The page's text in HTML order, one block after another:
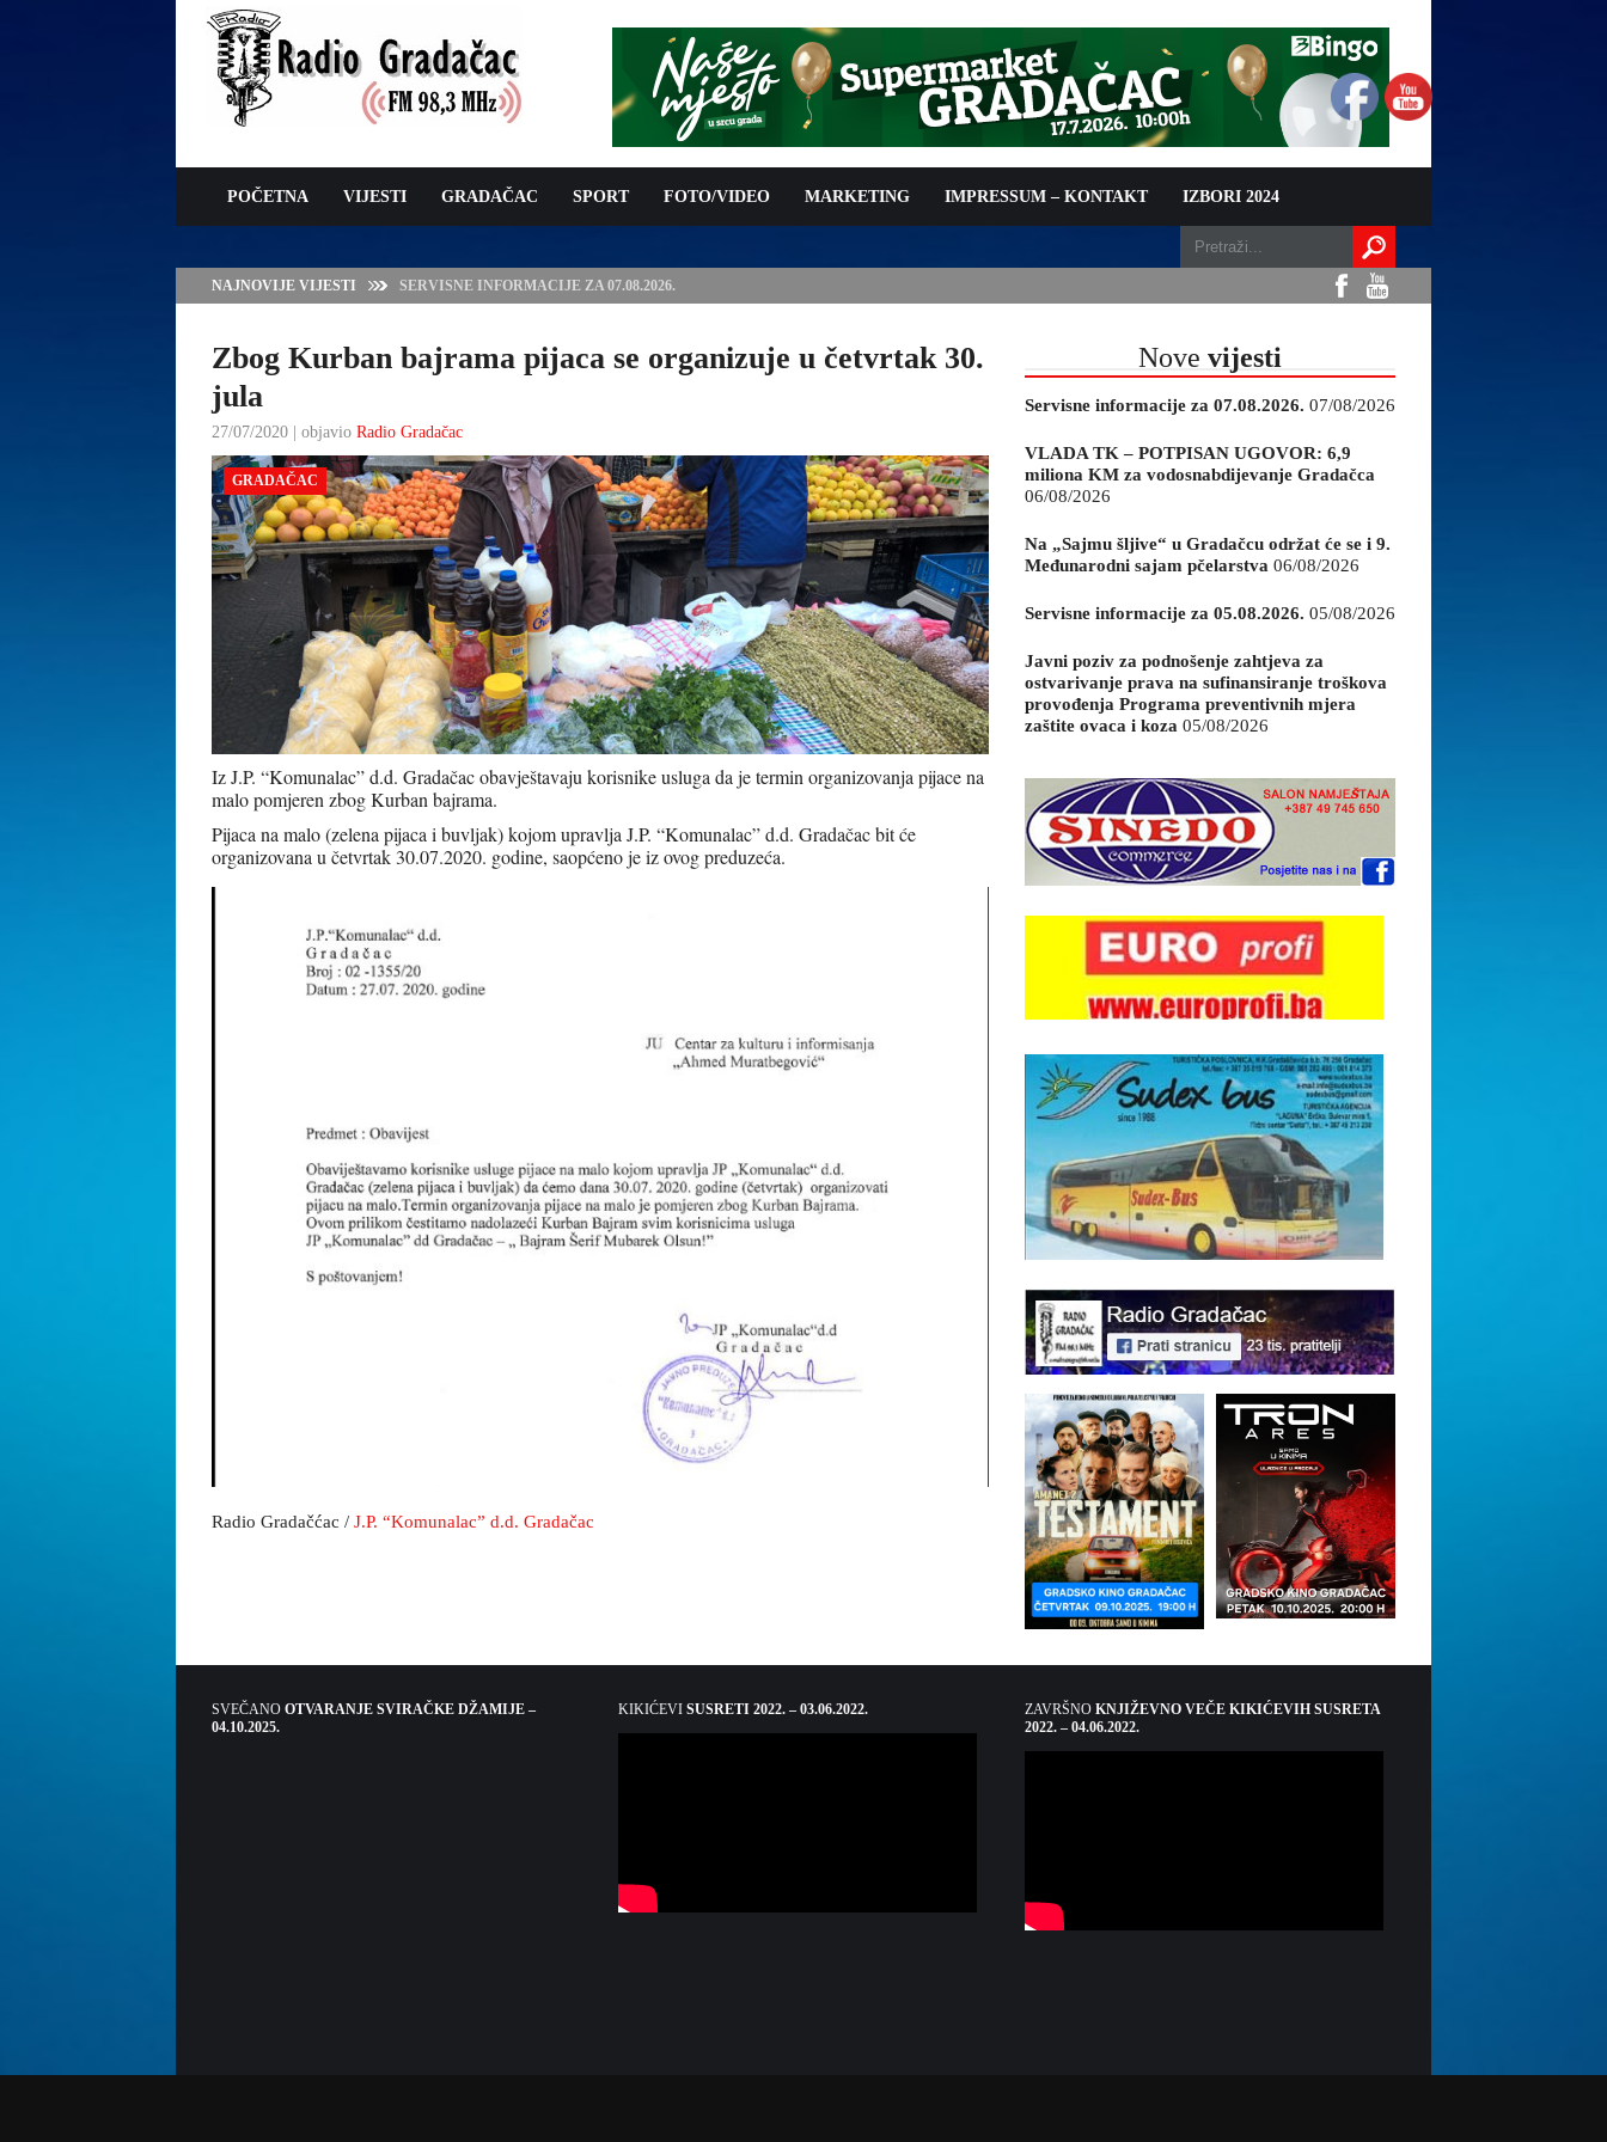
POČETNA VIJESTI GRADAČAC SPORT FOTO/VIDEO MARKETING IMPRESSUM – KONTAKT IZBORI 2024
NAJNOVIJE VIJESTI
VLADA TK – POTPISAN UGOVOR: 6,9 MILIONA KM ZA VODOSNABDIJEVANJE
GRADAČCA
Zbog Kurban bajrama pijaca se organizuje u četvrtak 30.
jula
27/07/2020 | objavio Radio Gradačac
GRADAČAC
Iz J.P. “Komunalac” d.d. Gradačac obavještavaju korisnike usluga da je termin organizovanja pijace na
malo pomjeren zbog Kurban bajrama.
Pijaca na malo (zelena pijaca i buvljak) kojom upravlja J.P. “Komunalac” d.d. Gradačac bit će
organizovana u četvrtak 30.07.2020. godine, saopćeno je iz ovog preduzeća.
Radio Gradačćac / J.P. “Komunalac” d.d. Gradačac
Nove vijesti
Servisne informacije za 07.08.2026. 07/08/2026
VLADA TK – POTPISAN UGOVOR: 6,9
miliona KM za vodosnabdijevanje Gradačca
06/08/2026
Na „Sajmu šljive“ u Gradačcu održat će se i 9.
Međunarodni sajam pčelarstva 06/08/2026
Servisne informacije za 05.08.2026. 05/08/2026
Javni poziv za podnošenje zahtjeva za
ostvarivanje prava na sufinansiranje troškova
provođenja Programa preventivnih mjera
zaštite ovaca i koza 05/08/2026
SVEČANO OTVARANJE SVIRAČKE DŽAMIJE –
04.10.2025.
KIKIĆEVI SUSRETI 2022. – 03.06.2022. ZAVRŠNO KNJIŽEVNO VEČE KIKIĆEVIH SUSRETA
2022. – 04.06.2022.